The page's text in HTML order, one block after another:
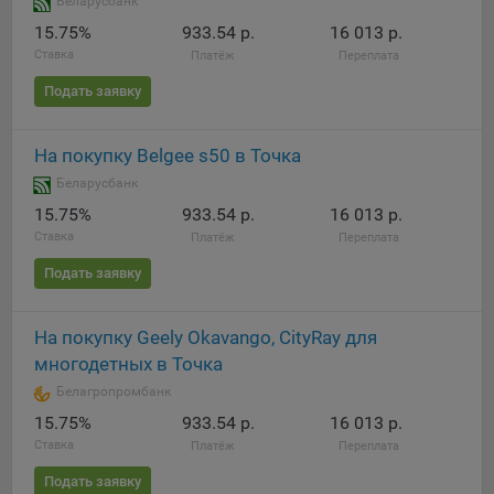
При этом, некоторые браузеры позволяют посещать
интернет-сайты в режиме «Инкогнито», чтобы ограничить
хранимый на компьютере объем информации и
автоматически удалять сессионные файлы cookie. Кроме
сохраненные файлов cookie выбрав соответствующую
опцию в истории браузера.
Подробнее о параметрах управления можно ознакомиться,
перейдя по внешним ссылкам, ведущим на
соответствующие страницы сайтов основных браузеров:
Chrome
Safari
Opera
Internet Explorer
15.75%
Ставка
933.54 р.
Платёж
16 013 р.
Переплата
Подать заявку
На покупку Belgee s50 в Точка
Беларусбанк
15.75%
Ставка
933.54 р.
Платёж
16 013 р.
Переплата
Подать заявку
На покупку Geely Okavango, CityRay для
многодетных в Точка
Белагропромбанк
15.75%
Ставка
933.54 р.
Платёж
16 013 р.
Переплата
Подать заявку